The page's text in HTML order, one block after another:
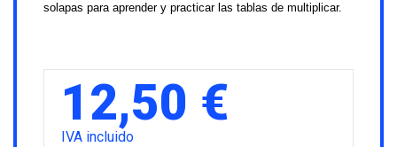
solapas para aprender y practicar las tablas de multiplicar.
12,50 €
IVA incluido